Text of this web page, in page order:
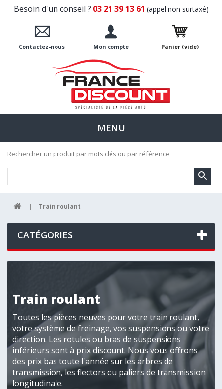
Besoin d'un conseil ? 03 21 39 13 61 (appel non surtaxé)
Contactez-nous Mon compte Panier (vide)
MENU
Rechercher un produit par mots clés ou par référence
| Train roulant
CATÉGORIES
Train roulant
Toutes les pièces neuves pour votre train roulant,
votre système de freinage, vos suspensions ou votre
direction. Les rotules ou bras de suspensions
inférieurs sont à prix discount. Nous vous offrons
des prix bas toute l'année sur les arbres de
transmission, les flectors ou paliers de transmission
longitudinale.